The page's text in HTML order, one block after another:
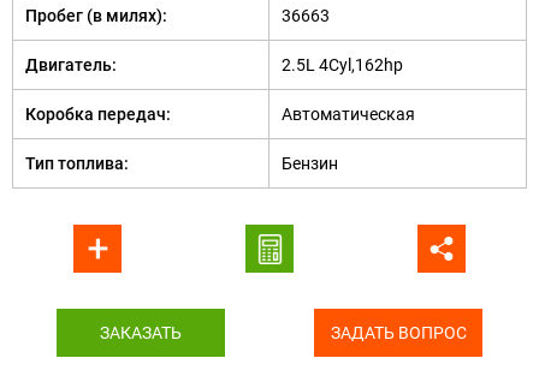
Пробег (в милях): 36663
Двигатель: 2.5L 4Cyl,162hp
Коробка передач: Автоматическая
Тип топлива: Бензин
ЗАКАЗАТЬ ЗАДАТЬ ВОПРОС